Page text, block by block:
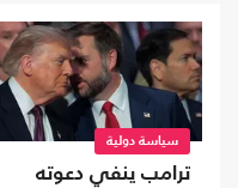
سياسة دولية
ترامب ينفي دعوته